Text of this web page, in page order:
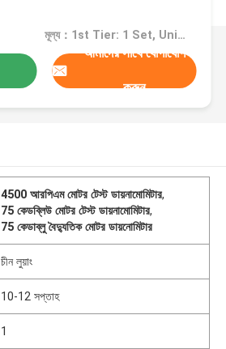
মূল্য：1st Tier: 1 Set, Unit Price USD 3.00 2nd Tier: 2-5 Sets, Unit Price USD 2.00 3rd Tier: Over 5 Sets, Unit Price USD 1.00
আমাদের সাথে যোগাযোগ
করুন
4500 আরপিএম মোটর টেস্ট ডায়নামোমিটার,
75 কেডব্লিউ মোটর টেস্ট ডায়নামোমিটার,
75 কেডাব্লু বৈদ্যুতিক মোটর ডায়নোমিটার
চীন লুয়াং
10-12 সপ্তাহ
1